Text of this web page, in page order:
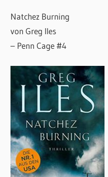
Natchez Burning
von Greg Iles
– Penn Cage #4